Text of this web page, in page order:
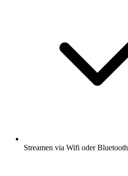
Streamen via Wifi oder Bluetooth